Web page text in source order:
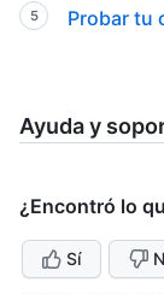
Probar tu
Ayuda y
¿Encontró lo
Sí